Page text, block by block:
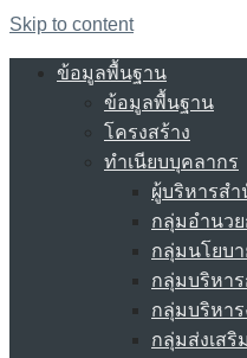
Skip to content
ข้อมูลพื้นฐาน
ข้อมูลพื้นฐาน
โครงสร้าง
ทำเนียบบุคลากร
ผู้บริหารสำ
กลุ่มอำนวย
กลุ่มนโยบ
กลุ่มบริหา
กลุ่มบริหา
กลุ่มส่งเสริ